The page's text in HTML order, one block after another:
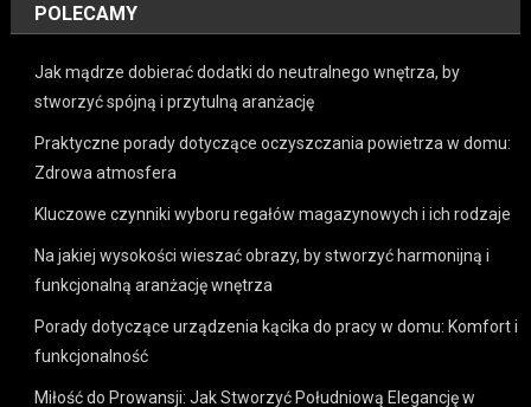
POLECAMY
Jak mądrze dobierać dodatki do neutralnego wnętrza, by
stworzyć spójną i przytulną aranżację
Praktyczne porady dotyczące oczyszczania powietrza w domu:
Zdrowa atmosfera
Kluczowe czynniki wyboru regałów magazynowych i ich rodzaje
Na jakiej wysokości wieszać obrazy, by stworzyć harmonijną i
funkcjonalną aranżację wnętrza
Porady dotyczące urządzenia kącika do pracy w domu: Komfort i
funkcjonalność
Miłość do Prowansji: Jak Stworzyć Południową Elegancję w